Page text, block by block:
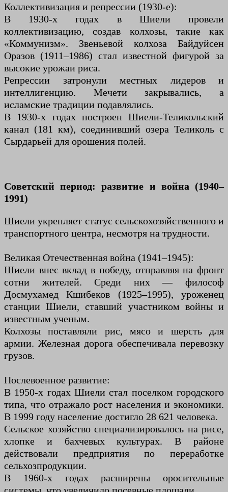
Коллективизация и репрессии (1930-е):
В 1930-х годах в Шиели провели
коллективизацию, создав колхозы, такие как
«Коммунизм». Звеньевой колхоза Байдуйсен
Оразов (1911–1986) стал известной фигурой за
высокие урожаи риса.
Репрессии затронули местных лидеров и
интеллигенцию. Мечети закрывались, а
исламские традиции подавлялись.
В 1930-х годах построен Шиели-Теликольский
канал (181 км), соединивший озера Теликоль с
Сырдарьей для орошения полей.
Советский период: развитие и война (1940–
1991)
Шиели укрепляет статус сельскохозяйственного и
транспортного центра, несмотря на трудности.
Великая Отечественная война (1941–1945):
Шиели внес вклад в победу, отправляя на фронт
сотни жителей. Среди них — философ
Досмухамед Кшибеков (1925–1995), уроженец
станции Шиели, ставший участником войны и
известным ученым.
Колхозы поставляли рис, мясо и шерсть для
армии. Железная дорога обеспечивала перевозку
грузов.
Послевоенное развитие:
В 1950-х годах Шиели стал поселком городского
типа, что отражало рост населения и экономики.
В 1999 году население достигло 28 621 человека.
Сельское хозяйство специализировалось на рисе,
хлопке и бахчевых культурах. В районе
действовали предприятия по переработке
сельхозпродукции.
В 1960-х годах расширены оросительные